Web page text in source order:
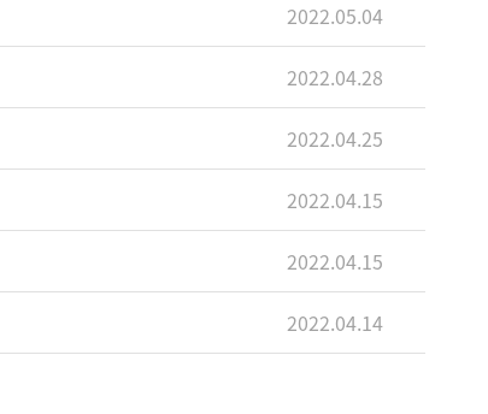
2022.05.04
2022.04.28
2022.04.25
2022.04.15
2022.04.15
2022.04.14